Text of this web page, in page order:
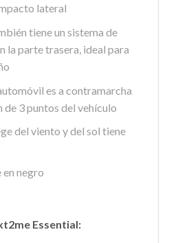
lateral
tiene un sistema de
la parte trasera, ideal para
es a contramarcha
3 puntos del vehículo
del viento y del sol tiene
negro
Essential: